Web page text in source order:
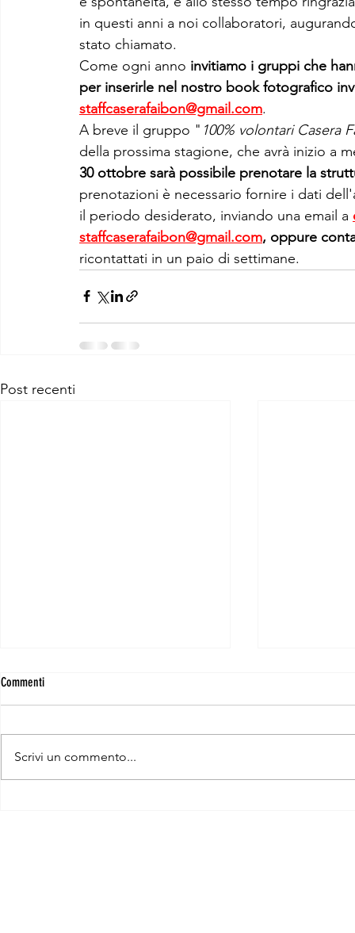
in questi anni a noi collaboratori,
stato chiamato.
Come ogni anno invitiamo i gruppi che
per inserirle nel nostro book fotografico
staffcaserafaibon@gmail.com.
A breve il gruppo " 100% volontari Casera
della prossima stagione, che avrà inizio a
30 ottobre sarà possibile prenotare la
prenotazioni è necessario fornire i dati
il periodo desiderato, inviando una email a
staffcaserafaibon@gmail.com, oppure
ricontattati in un paio di settimane.
Post recenti
Commenti
Scrivi un commento...